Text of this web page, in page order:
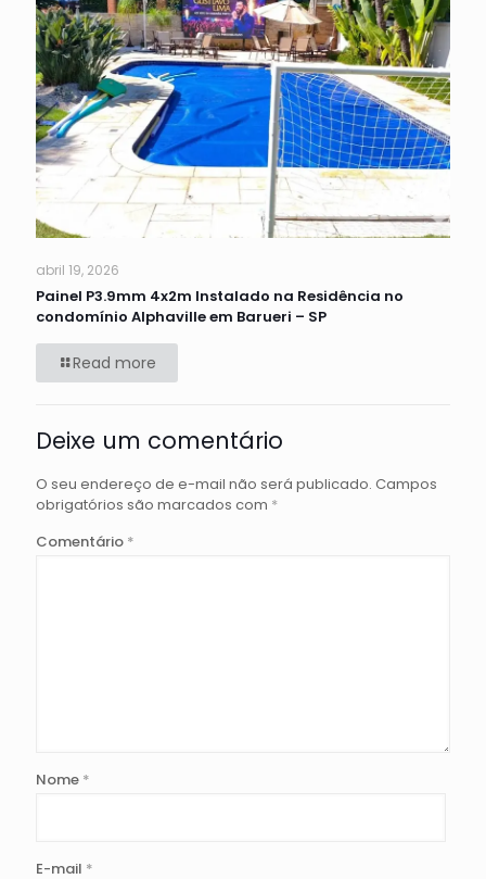
abril 19, 2026
Painel P3.9mm 4x2m Instalado na Residência no
condomínio Alphaville em Barueri – SP
Read more
Deixe um comentário
O seu endereço de e-mail não será publicado. Campos
obrigatórios são marcados com *
Comentário *
Nome *
E-mail *